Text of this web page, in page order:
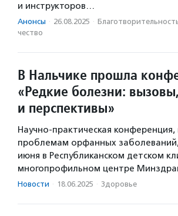
и инструкторов…
Анонсы · 26.08.2025 ·
чест­во
В Нальчике прошла
«Редкие болезни:
и перспективы»
Научно-практическая
проблемам орфанных заболеваний,
июня в Республиканском детском
многопрофильном центре
Новости · 18.06.2025 · Здоровье